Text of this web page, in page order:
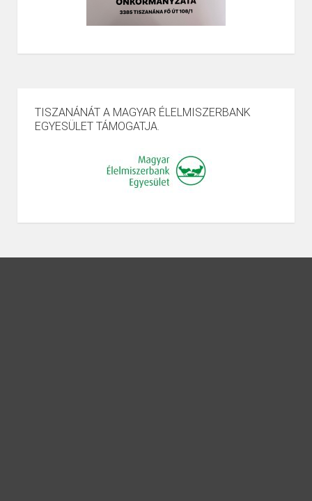
TISZANÁNÁT A MAGYAR ÉLELMISZERBANK
EGYESÜLET TÁMOGATJA.